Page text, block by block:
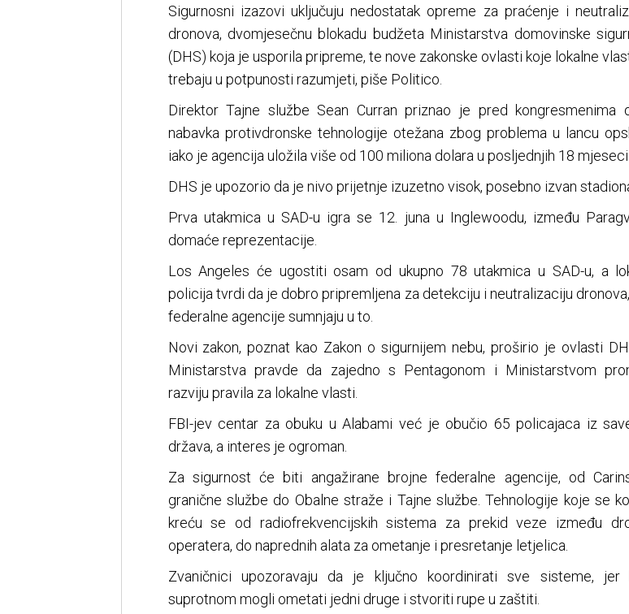
Sigurnosni izazovi uključuju nedostatak opreme za praćenje i
dronova, dvomjesečnu blokadu budžeta Ministarstva domovinske
(DHS) koja je usporila pripreme, te nove zakonske ovlasti koje lokalne
trebaju u potpunosti razumjeti, piše Politico.
Direktor Tajne službe Sean Curran priznao je pred kongresmenima
nabavka protivdronske tehnologije otežana zbog problema u lancu
iako je agencija uložila više od 100 miliona dolara u posljednjih 18 mjeseci.
DHS je upozorio da je nivo prijetnje izuzetno visok, posebno izvan
Prva utakmica u SAD-u igra se 12. juna u Inglewoodu, između
domaće reprezentacije.
Los Angeles će ugostiti osam od ukupno 78 utakmica u SAD-u, a
policija tvrdi da je dobro pripremljena za detekciju i neutralizaciju
federalne agencije sumnjaju u to.
Novi zakon, poznat kao Zakon o sigurnijem nebu, proširio je ovlasti
Ministarstva pravde da zajedno s Pentagonom i Ministarstvom
razviju pravila za lokalne vlasti.
FBI-jev centar za obuku u Alabami već je obučio 65 policajaca iz
država, a interes je ogroman.
Za sigurnost će biti angažirane brojne federalne agencije, od
granične službe do Obalne straže i Tajne službe. Tehnologije koje se
kreću se od radiofrekvencijskih sistema za prekid veze između
operatera, do naprednih alata za ometanje i presretanje letjelica.
Zvaničnici upozoravaju da je ključno koordinirati sve sisteme,
suprotnom mogli ometati jedni druge i stvoriti rupe u zaštiti.